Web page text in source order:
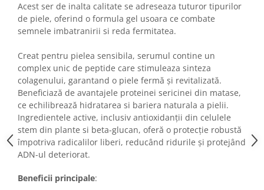
Energie & Performanta
Imunitate & Vitalitate
Superalimente & Detox
STRATPHARMA
ZO SKIN HEALTH
ACNEE - ROZACEE
ANTI-AGING
CURATARE - EXFOLIERE
HIDRATARE
INGRIJIREA OCHILOR
Acest ser de inalta calitate se adreseaza tuturor tipurilor
de piele, oferind o formula gel usoara ce combate
semnele imbatranirii si reda fermitatea.
Creat pentru pielea sensibila, serumul contine un
complex unic de peptide care stimuleaza sinteza
colagenului, garantand o piele fermă și revitalizată.
Beneficiază de avantajele proteinei sericinei din matase,
ce echilibrează hidratarea si bariera naturala a pielii.
Ingredientele active, inclusiv antioxidanții din celulele
stem din plante si beta-glucan, oferă o protecție robustă
împotriva radicalilor liberi, reducând ridurile și protejând
ADN-ul deteriorat.
Beneficii principale: